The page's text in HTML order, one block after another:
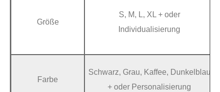
Größe
S, M, L, XL + oder
Individualisierung
Farbe
Schwarz, Grau, Kaffee, Dunkelblau
+ oder Personalisierung